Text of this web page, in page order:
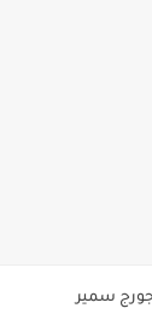
في العالم اجمع